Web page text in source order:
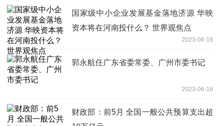
国家级中小企业发展基金落地济源 华映
资本将在河南投什么？ 世界观焦点
2023-06-16
郭永航任广东省委常委、广州市委书记
2023-06-16
财政部：前5月 全国一般公共预算支出超